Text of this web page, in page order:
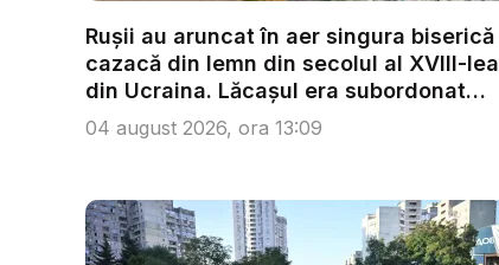
Rușii au aruncat în aer singura biserică
cazacă din lemn din secolul al XVIII-lea
din Ucraina. Lăcașul era subordonat
Patri...
04 august 2026, ora 13:09